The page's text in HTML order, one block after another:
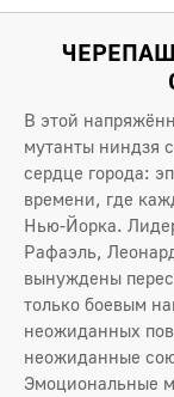
В этой
мутанты ниндзя
сердце города:
времени, где
Нью-Йорка.
Рафаэль,
вынуждены
только боевым
неожиданных
неожиданные
Эмоциональные